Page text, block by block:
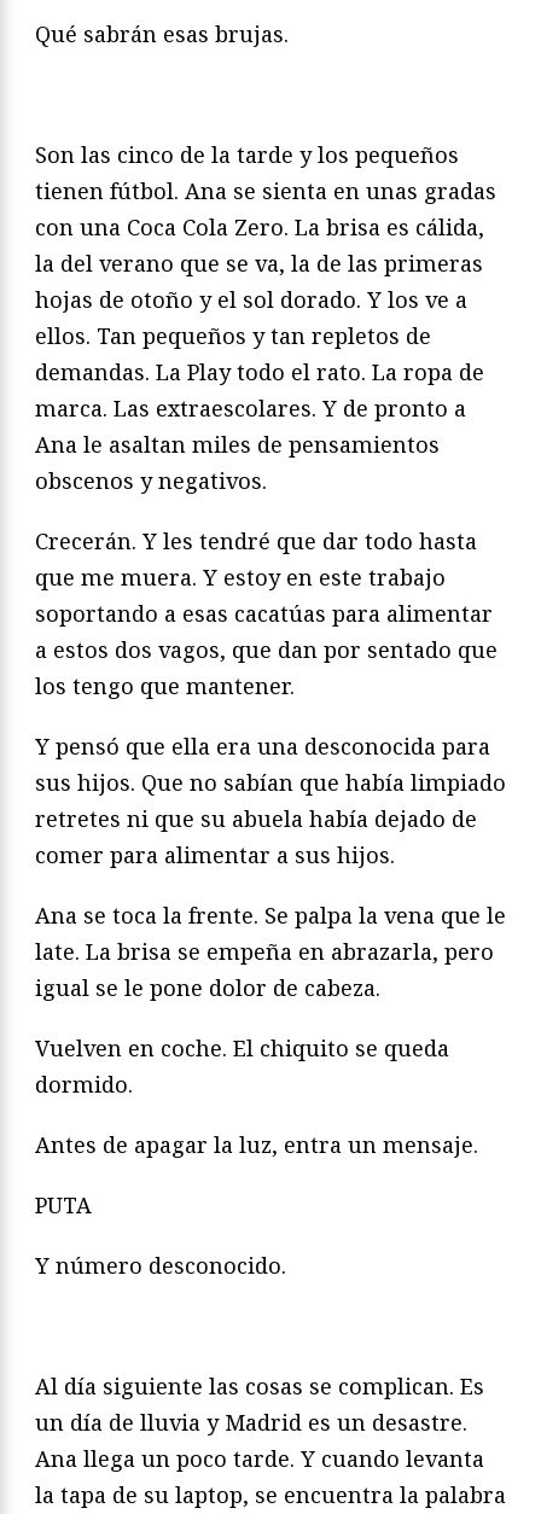
Qué sabrán esas brujas.
Son las cinco de la tarde y los pequeños
tienen fútbol. Ana se sienta en unas gradas
con una Coca Cola Zero. La brisa es cálida,
la del verano que se va, la de las primeras
hojas de otoño y el sol dorado. Y los ve a
ellos. Tan pequeños y tan repletos de
demandas. La Play todo el rato. La ropa de
marca. Las extraescolares. Y de pronto a
Ana le asaltan miles de pensamientos
obscenos y negativos.
Crecerán. Y les tendré que dar todo hasta
que me muera. Y estoy en este trabajo
soportando a esas cacatúas para alimentar
a estos dos vagos, que dan por sentado que
los tengo que mantener.
Y pensó que ella era una desconocida para
sus hijos. Que no sabían que había limpiado
retretes ni que su abuela había dejado de
comer para alimentar a sus hijos.
Ana se toca la frente. Se palpa la vena que le
late. La brisa se empeña en abrazarla, pero
igual se le pone dolor de cabeza.
Vuelven en coche. El chiquito se queda
dormido.
Antes de apagar la luz, entra un mensaje.
PUTA
Y número desconocido.
Al día siguiente las cosas se complican. Es
un día de lluvia y Madrid es un desastre.
Ana llega un poco tarde. Y cuando levanta
la tapa de su laptop, se encuentra la palabra